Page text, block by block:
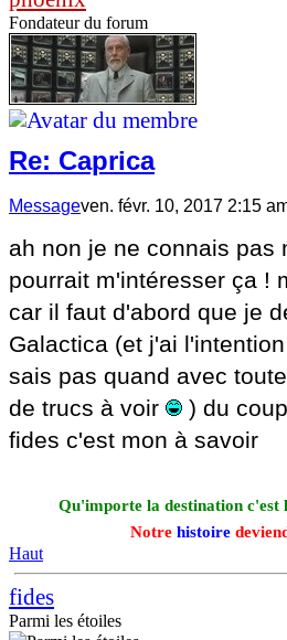
Fondateur du forum
Re: Caprica
Messageven. févr. 10, 2017 2:15
ah non je ne connais pas
pourrait m'intéresser ça !
car il faut d'abord que je
Galactica (et j'ai
sais pas quand avec
de trucs à voir
) du
fides c'est mon à savoir
Qu'importe la destination c'est
Notre histoire
Haut
fides
Parmi les étoiles